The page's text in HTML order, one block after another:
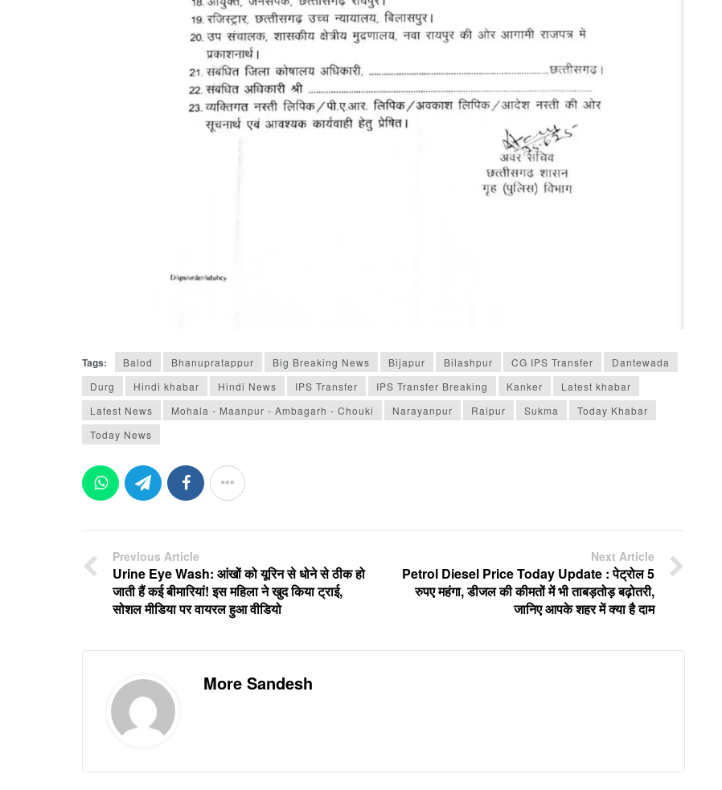
Tags: Balod Bhanupratappur Big Breaking News Bijapur Bilashpur CG IPS Transfer
Dantewada
Durg
Hindi khabar Hindi News IPS Transfer IPS Transfer Breaking Kanker
Latest khabar
Latest News
Mohala - Maanpur - Ambagarh - Chouki Narayanpur Raipur Sukma
Today Khabar
Today News
Previous Article
Urine Eye Wash: आंखों को यूरिन से धोने से ठीक हो
जाती हैं कई बीमारियां! इस महिला ने खुद किया ट्राई,
सोशल मीडिया पर वायरल हुआ वीडियो
Next Article
Petrol Diesel Price Today Update : पेट्रोल 5
रुपए महंगा, डीजल की कीमतों में भी ताबड़तोड़ बढ़ोतरी,
जानिए आपके शहर में क्या है दाम
More Sandesh